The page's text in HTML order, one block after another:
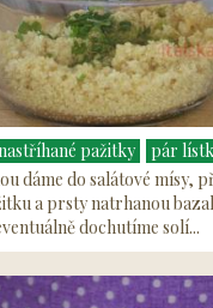
pažitky
pár
dáme do salátové mísy,
a prsty natrhanou
dochutíme solí...